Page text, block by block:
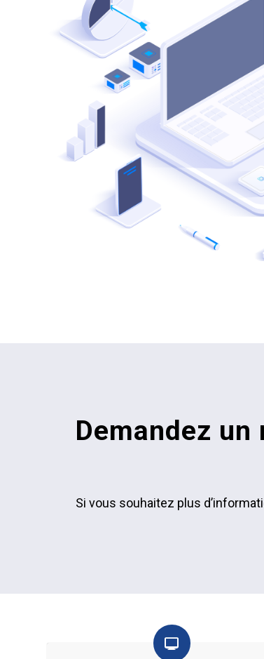
Demandez
Si vous souhaitez plus